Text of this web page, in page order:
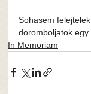
Sohasem
doromboljatok
In Memoriam